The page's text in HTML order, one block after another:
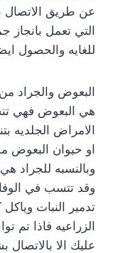
عن طريق
التي تعمل بانجاز
للغايه والحصول
البعوض والجراد
هي البعوض فهي
الامراض
او حيوان البعوض
وبالنسبه للجراد
وقد تتسب في
تدمير النبات
الزراعيه فاذا تم
عليك الا بالاتصال